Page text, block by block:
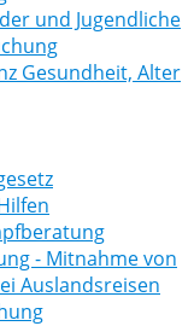
und Jugendliche
Gesundheit, Alter
- Mitnahme von
Auslandsreisen